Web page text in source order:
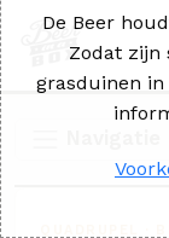
De Beer
Zodat zijn
grasduinen